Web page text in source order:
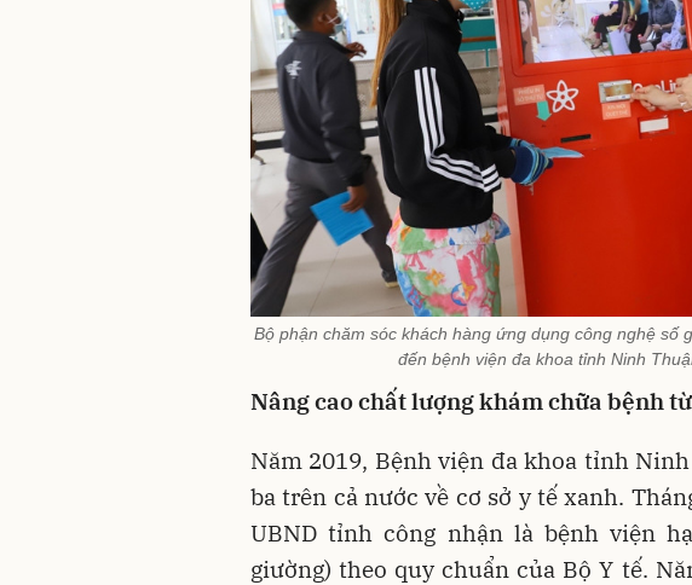
Bộ phận chăm sóc khách hàng ứng dụng công nghệ số
đến bệnh viện đa khoa tỉnh Ninh
Nâng cao chất lượng khám chữa bệnh
Năm 2019, Bệnh viện đa khoa tỉnh
ba trên cả nước về cơ sở y tế xanh.
UBND tỉnh công nhận là bệnh viện
giường) theo quy chuẩn của Bộ Y tế.